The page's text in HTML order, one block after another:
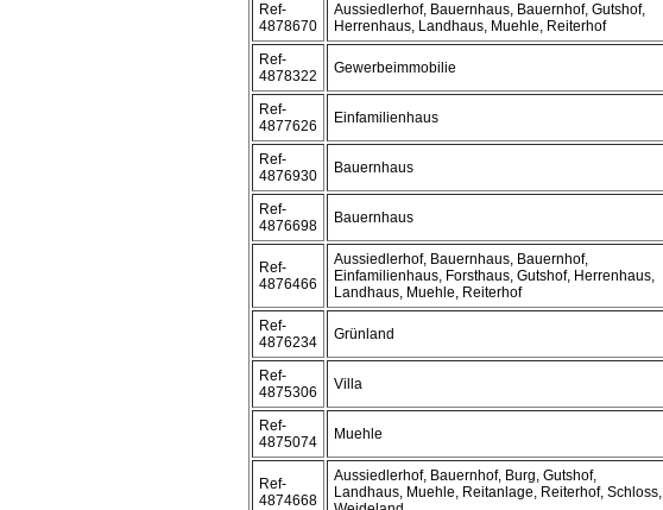
Ref-
4878670
Aussiedlerhof, Bauernhaus, Bauernhof, Gutshof,
Herrenhaus, Landhaus, Muehle, Reiterhof
Ref-
4878322
Gewerbeimmobilie
Ref-
4877626
Einfamilienhaus
Ref-
4876930
Bauernhaus
Ref-
4876698
Bauernhaus
Ref-
4876466
Aussiedlerhof, Bauernhaus, Bauernhof,
Einfamilienhaus, Forsthaus, Gutshof, Herrenhaus,
Landhaus, Muehle, Reiterhof
Ref-
4876234
Grünland
Ref-
4875306
Villa
Ref-
4875074
Muehle
Ref-
4874668
Aussiedlerhof, Bauernhof, Burg, Gutshof,
Landhaus, Muehle, Reitanlage, Reiterhof, Schloss,